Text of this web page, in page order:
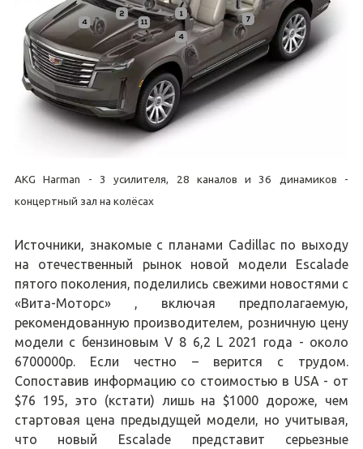
AKG Harman - 3 усилителя, 28 каналов и 36 динамиков -
концертный зал на колёсах
Источники, знакомые с планами Cadillac по выходу
на отечественный рынок новой модели Escalade
пятого поколения, поделились свежими новостями с
«Вита-Моторс» , включая предполагаемую,
рекомендованную производителем, розничную цену
модели с бензиновым V 8 6,2 L 2021 года - около
6700000р. Если честно – верится с трудом.
Сопоставив информацию со стоимостью в USA - от
$76 195, это (кстати) лишь на $1000 дороже, чем
стартовая цена предыдущей модели, но учитывая,
что новый Escalade представит серьезные